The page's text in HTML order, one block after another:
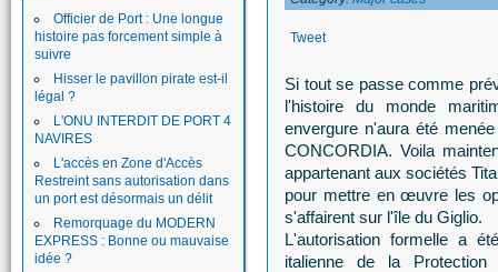
Officier de Port : Une longue
histoire pas forcement simple à
suivre
Hisser le pavillon pirate est-il
légal ?
L'ONU INTERDIT DE PORT 4
NAVIRES
L'accès en Zone d'Accès
Restreint sans autorisation dans
un port est désormais un délit
Remorquage du MODERN
EXPRESS : Bonne ou mauvaise
idée ?
Tweet
Si tout se passe comme
l'histoire du monde
envergure n'aura été
CONCORDIA. Voila
appartenant aux sociétés
pour mettre en œuvre les
s'affairent sur l'île du Giglio.
L'autorisation formelle a
italienne de la Protection